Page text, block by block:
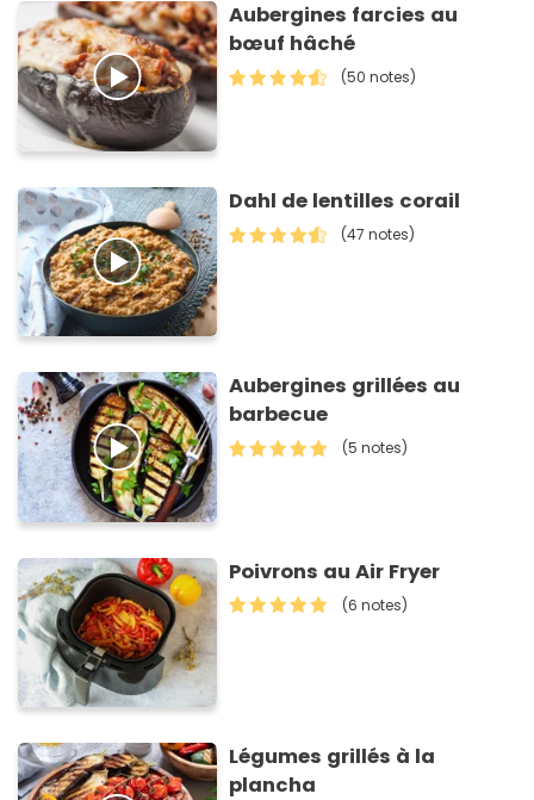
Aubergines farcies au
bœuf hâché
(50 notes)
Dahl de lentilles corail
(47 notes)
Aubergines grillées au
barbecue
(5 notes)
Poivrons au Air Fryer
(6 notes)
Légumes grillés à la
plancha